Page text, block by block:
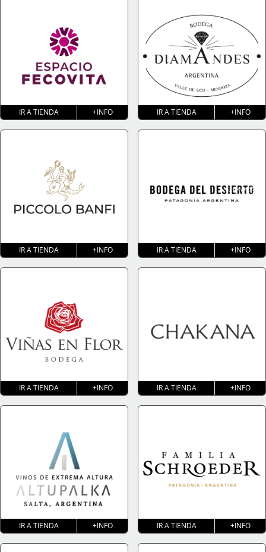
IR A TIENDA +INFO IR A TIENDA +INFO
IR A TIENDA +INFO IR A TIENDA +INFO
IR A TIENDA +INFO IR A TIENDA +INFO
IR A TIENDA +INFO IR A TIENDA +INFO